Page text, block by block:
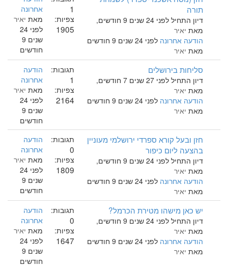
תורה
דיון התחיל לפני 24 שנים 9 חודשים,
מאת יאיר
הודעה אחרונה לפני 24 שנים 9 חודשים
מאת יאיר
1
צפיות:
1905
אחרונה
מאת יאיר
לפני 24
שנים 9
חודשים
סליחות בירושלים
דיון התחיל לפני 27 שנים 7 חודשים,
מאת יאיר
הודעה אחרונה לפני 24 שנים 9 חודשים
מאת יאיר
תגובות:
1
צפיות:
2164
הודעה
אחרונה
מאת יאיר
לפני 24
שנים 9
חודשים
חזן ובעל קורא ספרדי ירושלמי מעוניין
בהצעה ליום כיפור
דיון התחיל לפני 24 שנים 9 חודשים,
מאת יאיר
הודעה אחרונה לפני 24 שנים 9 חודשים
מאת יאיר
תגובות:
0
צפיות:
1809
הודעה
אחרונה
מאת יאיר
לפני 24
שנים 9
חודשים
יש כאן מישהו מטירת הכרמל?
דיון התחיל לפני 24 שנים 9 חודשים,
מאת יאיר
הודעה אחרונה לפני 24 שנים 9 חודשים
מאת יאיר
תגובות:
0
צפיות:
1647
הודעה
אחרונה
מאת יאיר
לפני 24
שנים 9
חודשים